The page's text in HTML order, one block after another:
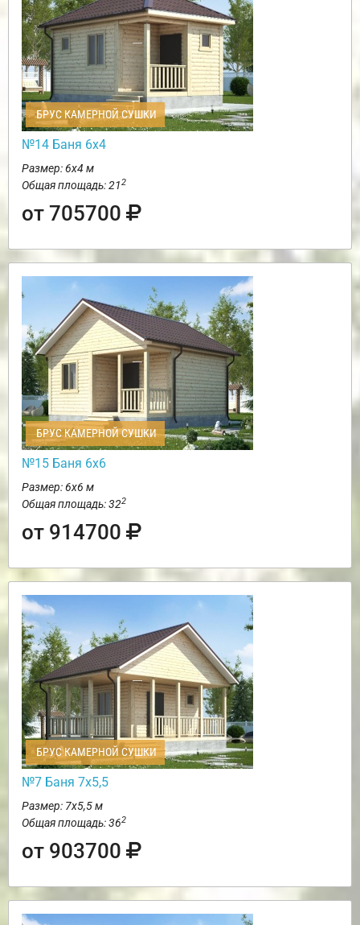
БРУС КАМЕРНОЙ СУШКИ
№14 Баня 6х4
Размер: 6х4 м
Общая площадь: 212
от 705700
БРУС КАМЕРНОЙ СУШКИ
№15 Баня 6х6
Размер: 6х6 м
Общая площадь: 322
от 914700
БРУС КАМЕРНОЙ СУШКИ
№7 Баня 7х5,5
Размер: 7х5,5 м
Общая площадь: 362
от 903700